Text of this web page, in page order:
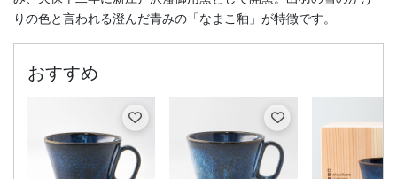
りの色と言われる澄んだ青みの「なまこ釉」が特徴です。